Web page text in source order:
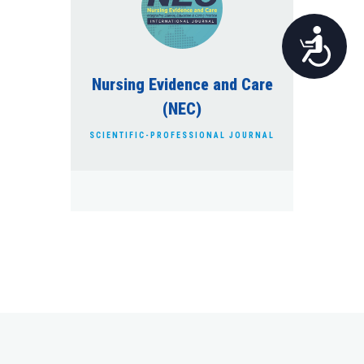
Pristupačnost
Nursing Evidence and Care
(NEC)
SCIENTIFIC-PROFESSIONAL JOURNAL